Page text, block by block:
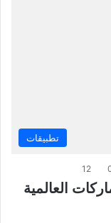
تطبيقات
12
العالمية